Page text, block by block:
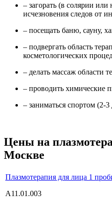
– загорать (в солярии
исчезновения следов от
– посещать баню, сауну,
– подвергать область
косметологических
– делать массаж области
– проводить химические
– заниматься спортом (2-3
Цены на
Москве
Плазмотерапия для лица 1
А11.01.003